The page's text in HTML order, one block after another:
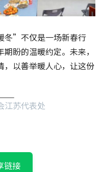
冬”不仅是一场新春行
盼的温暖约定。未来，
，以善举暖人心，让这份
江苏代表处
链接